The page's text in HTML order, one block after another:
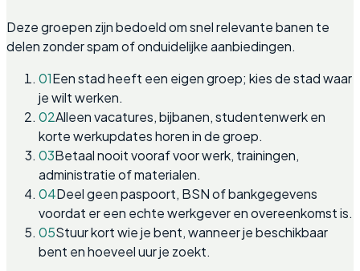
Deze groepen zijn bedoeld om snel relevante banen te
delen zonder spam of onduidelijke aanbiedingen.
01Een stad heeft een eigen groep; kies de stad waar
je wilt werken.
02Alleen vacatures, bijbanen, studentenwerk en
korte werkupdates horen in de groep.
03Betaal nooit vooraf voor werk, trainingen,
administratie of materialen.
04Deel geen paspoort, BSN of bankgegevens
voordat er een echte werkgever en overeenkomst is.
05Stuur kort wie je bent, wanneer je beschikbaar
bent en hoeveel uur je zoekt.